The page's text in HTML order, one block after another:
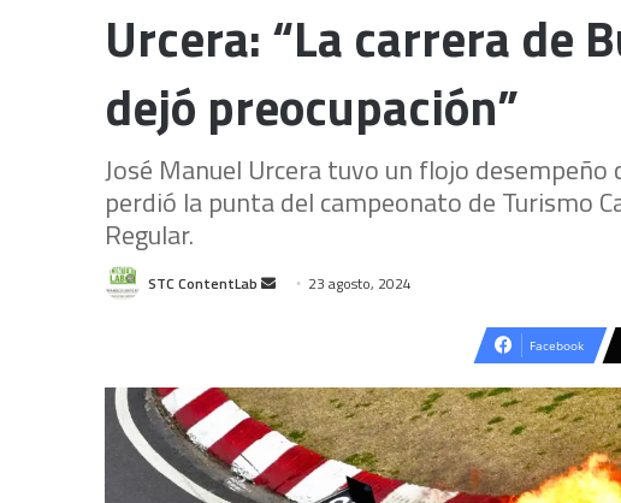
Urcera: “La carrera de
dejó preocupación”
José Manuel Urcera tuvo un flojo
perdió la punta del campeonato de Turismo
Regular.
STC ContentLab
Send 23 agosto, 2024
Facebook